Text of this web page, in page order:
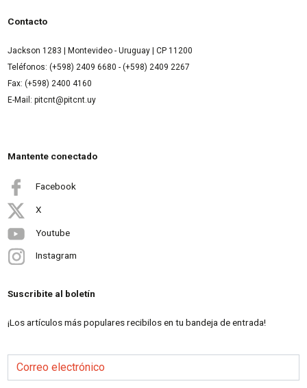
Contacto
Jackson 1283 | Montevideo - Uruguay | CP 11200
Teléfonos: (+598) 2409 6680 - (+598) 2409 2267
Fax: (+598) 2400 4160
E-Mail: pitcnt@pitcnt.uy
Mantente conectado
Facebook
X
Youtube
Instagram
Suscribite al boletín
¡Los artículos más populares recibilos en tu bandeja de entrada!
Correo electrónico